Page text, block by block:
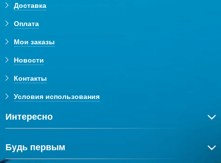
Доставка
Оплата
Мои заказы
Новости
Контакты
Условия использования
Интересно
Будь первым